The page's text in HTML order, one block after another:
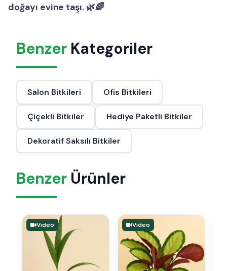
doğayı evine taşı. 🌿🌈
Benzer Kategoriler
Salon Bitkileri Ofis Bitkileri
Çiçekli Bitkiler Hediye Paketli Bitkiler
Dekoratif Saksılı Bitkiler
Benzer Ürünler
Video Video